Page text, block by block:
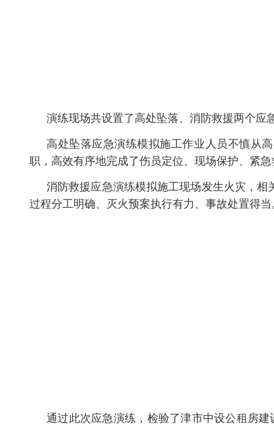
演练现场共设置了高处坠落、消防救援两个应急
高处坠落应急演练模拟施工作业人员不慎从高处
职，高效有序地完成了伤员定位、现场保护、
消防救援应急演练模拟施工现场发生火灾，相
过程分工明确、灭火预案执行有力、事故处置得当
通过此次应急演练，检验了津市中设公租房建